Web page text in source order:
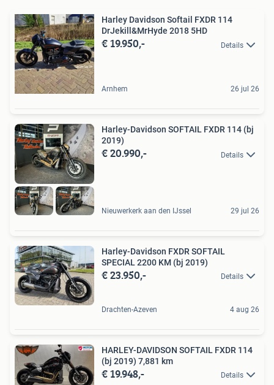
Harley Davidson Softail FXDR 114
DrJekill&MrHyde 2018 5HD
€ 19.950,- Details
Arnhem 26 jul 26
Harley-Davidson SOFTAIL FXDR 114 (bj
2019)
€ 20.990,- Details
Nieuwerkerk aan den IJssel 29 jul 26
Harley-Davidson FXDR SOFTAIL
SPECIAL 2200 KM (bj 2019)
€ 23.950,- Details
Drachten-Azeven 4 aug 26
HARLEY-DAVIDSON SOFTAIL FXDR 114
(bj 2019) 7,881 km
€ 19.948,- Details